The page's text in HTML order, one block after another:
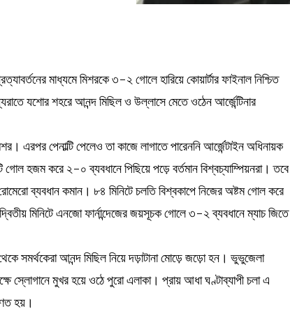
মাধ্যমে মিশরকে ৩-২ গোলে হারিয়ে কোয়ার্টার ফাইনাল নিশ্চিত
যশোর শহরে আনন্দ মিছিল ও উল্লাসে মেতে ওঠেন আর্জেন্টিনার
এরপর পেনাল্টি পেলেও তা কাজে লাগাতে পারেননি আর্জেন্টাইন অধিনায়ক
গোল হজম করে ২-০ ব্যবধানে পিছিয়ে পড়ে বর্তমান বিশ্বচ্যাম্পিয়নরা। তবে
ব্যবধান কমান। ৮৪ মিনিটে চলতি বিশ্বকাপে নিজের অষ্টম গোল করে
মিনিটে এনজো ফার্নান্দেজের জয়সূচক গোলে ৩-২ ব্যবধানে ম্যাচ জিতে
সমর্থকেরা আনন্দ মিছিল নিয়ে দড়াটানা মোড়ে জড়ো হন। ভুভুজেলা
স্লোগানে মুখর হয়ে ওঠে পুরো এলাকা। প্রায় আধা ঘণ্টাব্যাপী চলা এ
হয়।